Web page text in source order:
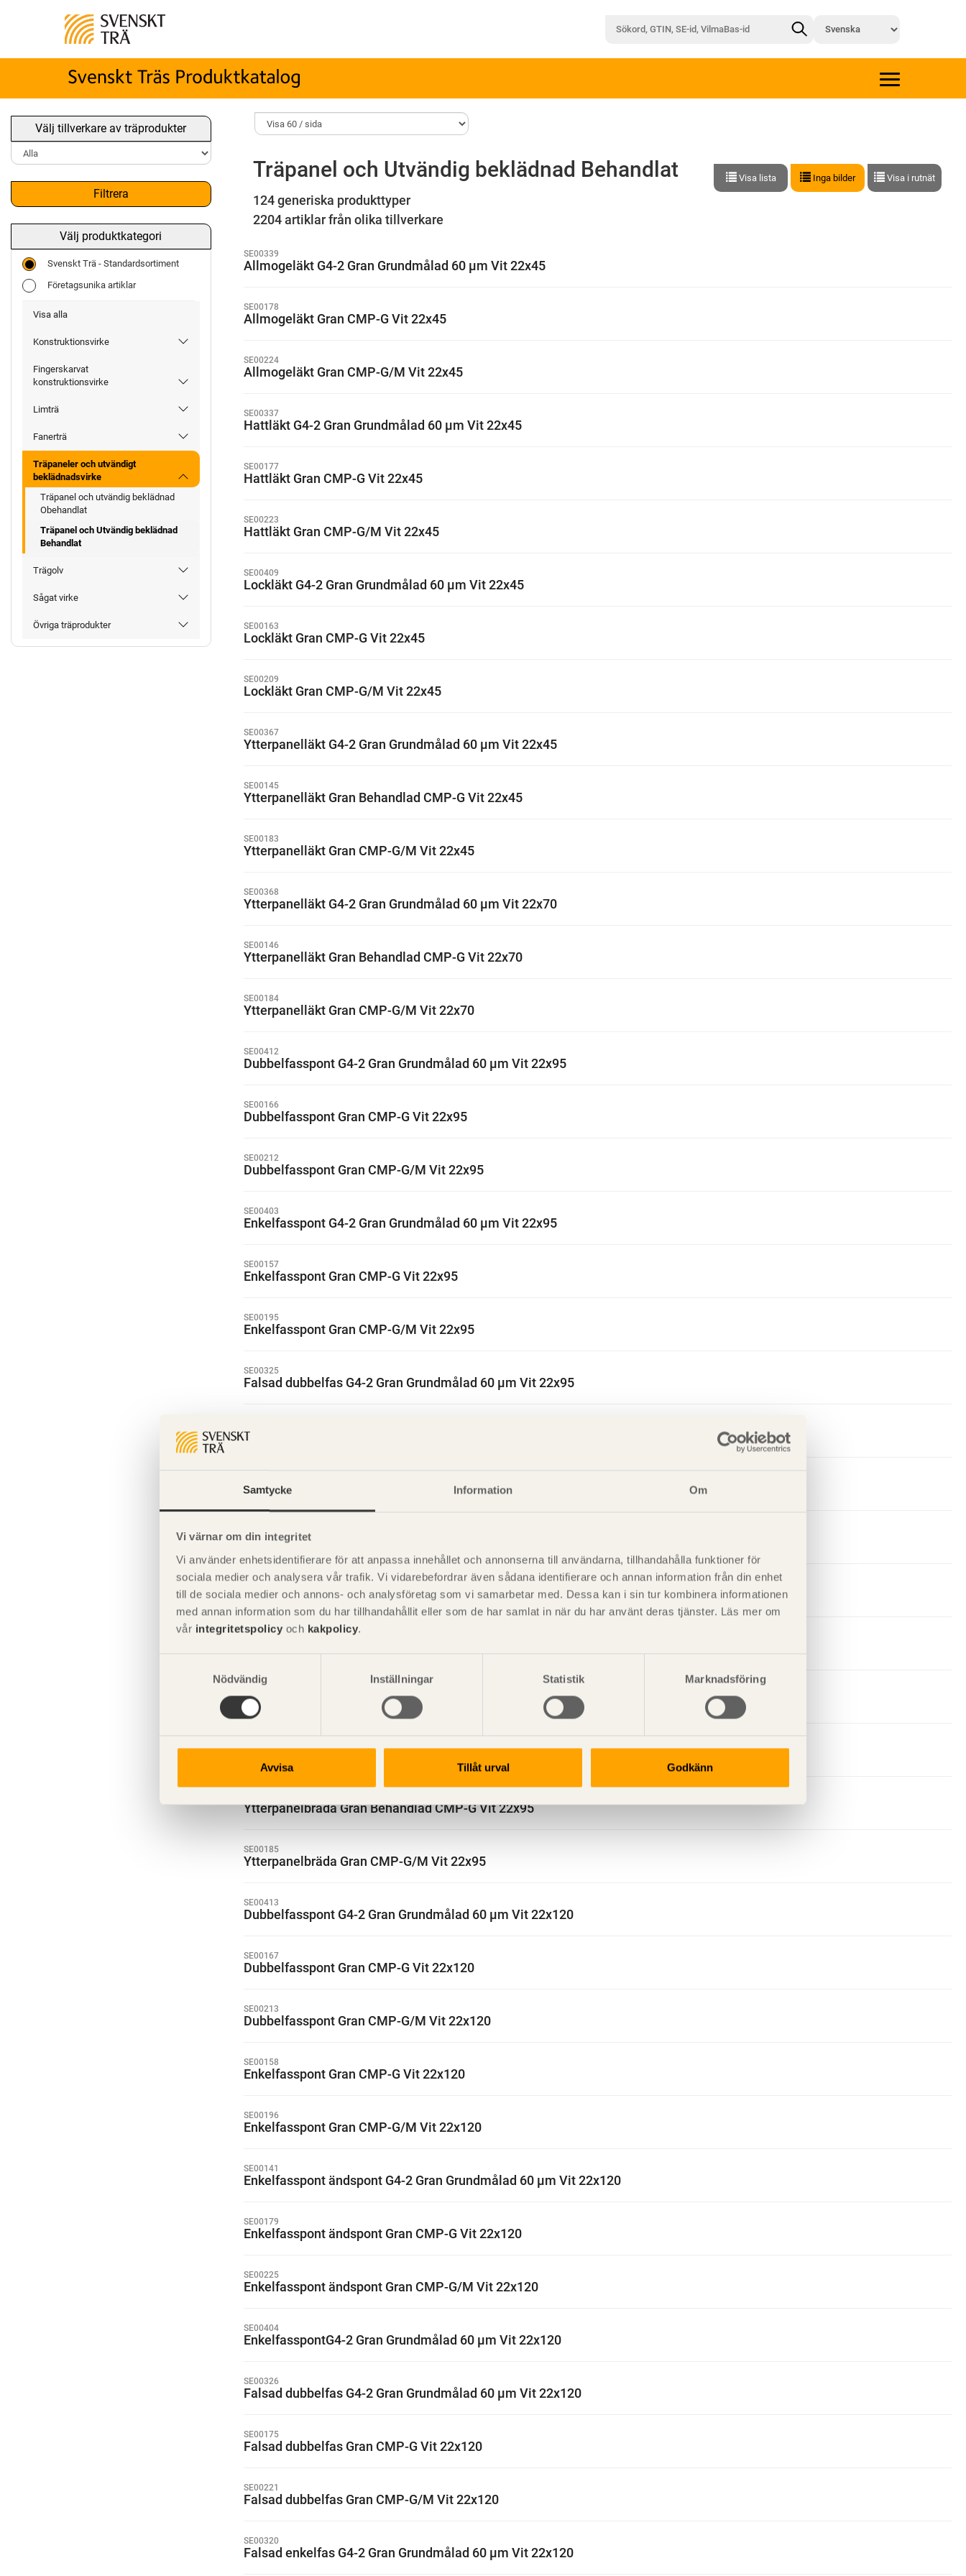
Samtycke Information Om
Vi värnar om din integritet
Vi använder enhetsidentifierare för att anpassa innehållet och annonserna till användarna, tillhandahålla funktioner för
sociala medier och analysera vår trafik. Vi vidarebefordrar även sådana identifierare och annan information från din enhet
till de sociala medier och annons- och analysföretag som vi samarbetar med. Dessa kan i sin tur kombinera informationen
med annan information som du har tillhandahållit eller som de har samlat in när du har använt deras tjänster. Läs mer om
vår integritetspolicy och kakpolicy.
Nödvändig
Inställningar Statistik Marknadsföring
Avvisa Tillåt urval Godkänn
Välj tillverkare av träprodukter
Filtrera
Välj produktkategori
Svenskt Trä - Standardsortiment
Företagsunika artiklar
Visa alla
Konstruktionsvirke
Fingerskarvat
konstruktionsvirke
Limträ
Fanerträ
Träpaneler och utvändigt
beklädnadsvirke
Träpanel och utvändig beklädnad
Obehandlat
Träpanel och Utvändig beklädnad
Behandlat
Trägolv
Sågat virke
Övriga träprodukter
Visa lista Inga bilder Visa i rutnät
Träpanel och Utvändig beklädnad Behandlat
124 generiska produkttyper
2204 artiklar från olika tillverkare
SE00339
Allmogeläkt G4-2 Gran Grundmålad 60 µm Vit 22x45
SE00178
Allmogeläkt Gran CMP-G Vit 22x45
SE00224
Allmogeläkt Gran CMP-G/M Vit 22x45
SE00337
Hattläkt G4-2 Gran Grundmålad 60 µm Vit 22x45
SE00177
Hattläkt Gran CMP-G Vit 22x45
SE00223
Hattläkt Gran CMP-G/M Vit 22x45
SE00409
Lockläkt G4-2 Gran Grundmålad 60 µm Vit 22x45
SE00163
Lockläkt Gran CMP-G Vit 22x45
SE00209
Lockläkt Gran CMP-G/M Vit 22x45
SE00367
Ytterpanelläkt G4-2 Gran Grundmålad 60 µm Vit 22x45
SE00145
Ytterpanelläkt Gran Behandlad CMP-G Vit 22x45
SE00183
Ytterpanelläkt Gran CMP-G/M Vit 22x45
SE00368
Ytterpanelläkt G4-2 Gran Grundmålad 60 µm Vit 22x70
SE00146
Ytterpanelläkt Gran Behandlad CMP-G Vit 22x70
SE00184
Ytterpanelläkt Gran CMP-G/M Vit 22x70
SE00412
Dubbelfasspont G4-2 Gran Grundmålad 60 µm Vit 22x95
SE00166
Dubbelfasspont Gran CMP-G Vit 22x95
SE00212
Dubbelfasspont Gran CMP-G/M Vit 22x95
SE00403
Enkelfasspont G4-2 Gran Grundmålad 60 µm Vit 22x95
SE00157
Enkelfasspont Gran CMP-G Vit 22x95
SE00195
Enkelfasspont Gran CMP-G/M Vit 22x95
SE00325
Falsad dubbelfas G4-2 Gran Grundmålad 60 µm Vit 22x95
Falsad dubbelfas Gran CMP-G Vit 22x95
Falsad dubbelfas Gran CMP-G/M Vit 22x95
SE00319
Falsad enkelfas G4-2 Gran Grundmålad 60 µm Vit 22x95
SE00171
Falsad enkelfas Gran CMP-G Vit 22x95
SE00217
Ytterpanelbräda G4-2 Furu Tryckimpregnerad NTR AB Grön 22x95
Ytterpanelbräda Gran Behandlad CMP-G Vit 22x95
SE00185
Ytterpanelbräda Gran CMP-G/M Vit 22x95
SE00413
Dubbelfasspont G4-2 Gran Grundmålad 60 µm Vit 22x120
SE00167
Dubbelfasspont Gran CMP-G Vit 22x120
SE00213
Dubbelfasspont Gran CMP-G/M Vit 22x120
SE00158
Enkelfasspont Gran CMP-G Vit 22x120
SE00196
Enkelfasspont Gran CMP-G/M Vit 22x120
SE00141
Enkelfasspont ändspont G4-2 Gran Grundmålad 60 µm Vit 22x120
SE00179
Enkelfasspont ändspont Gran CMP-G Vit 22x120
SE00225
Enkelfasspont ändspont Gran CMP-G/M Vit 22x120
SE00404
EnkelfasspontG4-2 Gran Grundmålad 60 µm Vit 22x120
SE00326
Falsad dubbelfas G4-2 Gran Grundmålad 60 µm Vit 22x120
SE00175
Falsad dubbelfas Gran CMP-G Vit 22x120
SE00221
Falsad dubbelfas Gran CMP-G/M Vit 22x120
SE00320
Falsad enkelfas G4-2 Gran Grundmålad 60 µm Vit 22x120